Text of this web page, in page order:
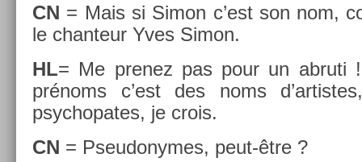
CN = Mais si Simon c’est son nom,
le chan­teur Yves Simon.
HL= Me pre­nez pas pour un ab­ruti
prénoms c’est des noms
psyc­hopates, je crois.
CN = Pseudonymes, peut-être ?